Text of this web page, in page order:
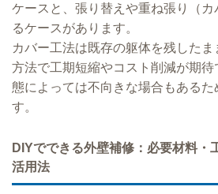
ケースと、張り替えや重ね張り（
るケースがあります。
カバー工法は既存の躯体を残したま
方法で工期短縮やコスト削減が期
態によっては不向きな場合もある
す。
DIYでできる外壁補修：必要材料・
活用法